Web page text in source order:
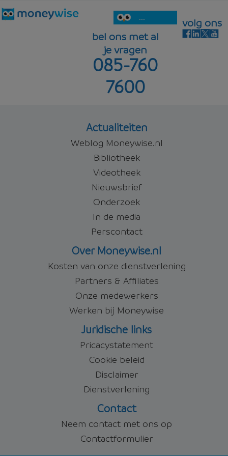
...
bel ons met al
je vragen
085-760
7600
volg ons
Actualiteiten
Weblog Moneywise.nl
Bibliotheek
Videotheek
Nieuwsbrief
Onderzoek
In de media
Perscontact
Over Moneywise.nl
Kosten van onze dienstverlening
Partners & Affiliates
Onze medewerkers
Werken bij Moneywise
Juridische links
Pricacystatement
Cookie beleid
Disclaimer
Dienstverlening
Contact
Neem contact met ons op
Contactformulier